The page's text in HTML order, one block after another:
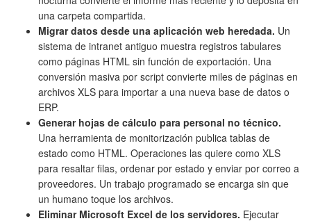
una carpeta compartida.
Migrar datos desde una aplicación web heredada. Un
sistema de intranet antiguo muestra registros tabulares
como páginas HTML sin función de exportación. Una
conversión masiva por script convierte miles de páginas en
archivos XLS para importar a una nueva base de datos o
ERP.
Generar hojas de cálculo para personal no técnico.
Una herramienta de monitorización publica tablas de
estado como HTML. Operaciones las quiere como XLS
para resaltar filas, ordenar por estado y enviar por correo a
proveedores. Un trabajo programado se encarga sin que
un humano toque los archivos.
Eliminar Microsoft Excel de los servidores. Ejecutar